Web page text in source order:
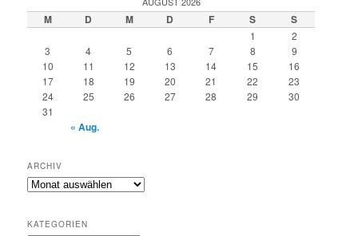
e
n
M D M D F S S
1
2
3
4 5 6 7 8
9
10
11 12 13 14 15
16
17
18 19 20 21 22
23
24
25 26 27 28 29
30
31
« Aug.
ARCHIV
Archiv
KATEGORIEN